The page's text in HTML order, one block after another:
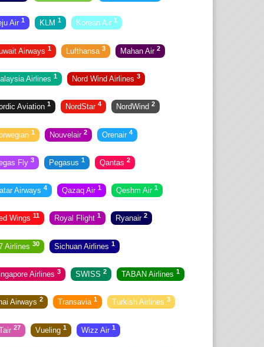
Air 1 KLM 1 Korean Air 1
Airways 1 Lufthansa 3 Mahan Air 2
Airlines 1 Nord Wind Airlines 3
Aviation 1 NordStar 4 NordWind 2
1 Nouvelair 2 Orenair 4
Fly 3 Pegasus 1 Qantas 2
Airways 4 Qazaq Air 1 Qeshm Air 1
Wings 11 Royal Flight 1 Ryanair 2
Airlines 30 Sichuan Airlines 1
Airlines 3 SWISS 2 TABAN Airlines 1
Airways 2 Transavia 1 Turkish Airlines 3
27 Vueling 1 Wizz Air 1